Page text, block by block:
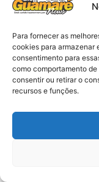
Para fornecer as
cookies para armazenar
consentimento para
como comportamento
consentir ou retirar o
recursos e funções.